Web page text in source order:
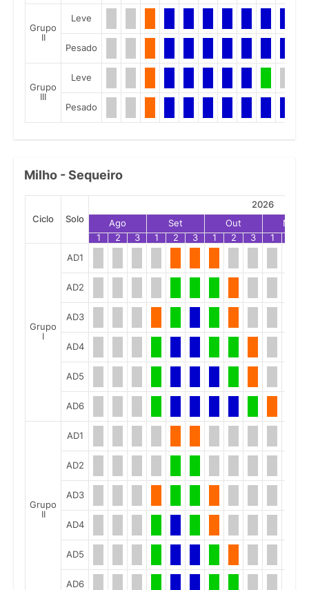
Grupo
II
Leve
Pesado
Grupo
III
Leve
Pesado
Milho - Sequeiro
Ciclo Solo
2026
Ago
Set Out
Nov
1
2 3 1 2 3 1 2 3 1
Grupo
I
AD1
AD2
AD3
AD4
AD5
AD6
Grupo
II
AD1
AD2
AD3
AD4
AD5
AD6